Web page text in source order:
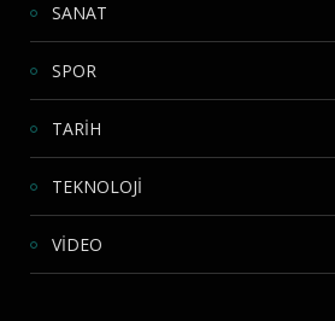
SANAT
SPOR
TARİH
TEKNOLOJİ
VİDEO